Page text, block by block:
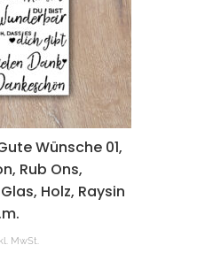
Wünsche 01,
Rub Ons,
Holz, Raysin
MwSt.